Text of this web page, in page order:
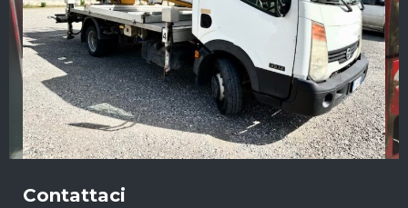
Contattaci